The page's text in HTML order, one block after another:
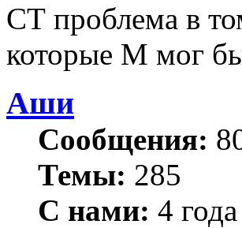
СТ проблема в
которые М мог
Аши
Сообщения:
Темы: 285
С нами: 4